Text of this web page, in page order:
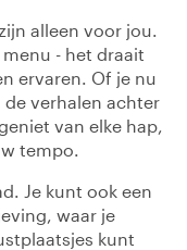
alleen voor jou.
- het draait
ervaren. Of je nu
verhalen achter
van elke hap,
tempo.
Je kunt ook een
waar je
kunt